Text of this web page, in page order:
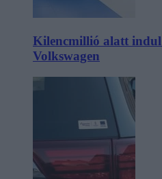
Kilencmillió alatt indul
Volkswagen